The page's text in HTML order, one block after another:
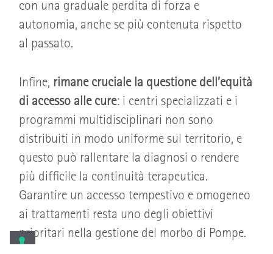
con una graduale perdita di forza e
autonomia, anche se più contenuta rispetto
al passato.
Infine, rimane cruciale la questione dell’equità
di accesso alle cure: i centri specializzati e i
programmi multidisciplinari non sono
distribuiti in modo uniforme sul territorio, e
questo può rallentare la diagnosi o rendere
più difficile la continuità terapeutica.
Garantire un accesso tempestivo e omogeneo
ai trattamenti resta uno degli obiettivi
prioritari nella gestione del morbo di Pompe.